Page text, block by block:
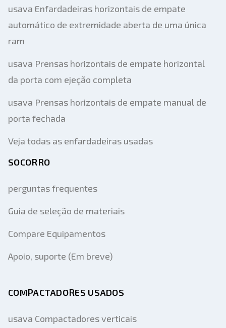
usava Enfardadeiras horizontais de empate
automático de extremidade aberta de uma única
ram
usava Prensas horizontais de empate horizontal
da porta com ejeção completa
usava Prensas horizontais de empate manual de
porta fechada
Veja todas as enfardadeiras usadas
SOCORRO
perguntas frequentes
Guia de seleção de materiais
Compare Equipamentos
Apoio, suporte (Em breve)
COMPACTADORES USADOS
usava Compactadores verticais